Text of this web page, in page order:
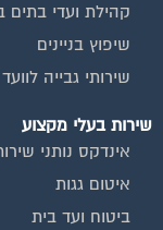
קהילת ועדי בתים
שיפוץ בניינים
שירותי גבייה
שירות בעלי מקצוע
אינדקס נותני
איטום גגות
ביטוח ועד בית